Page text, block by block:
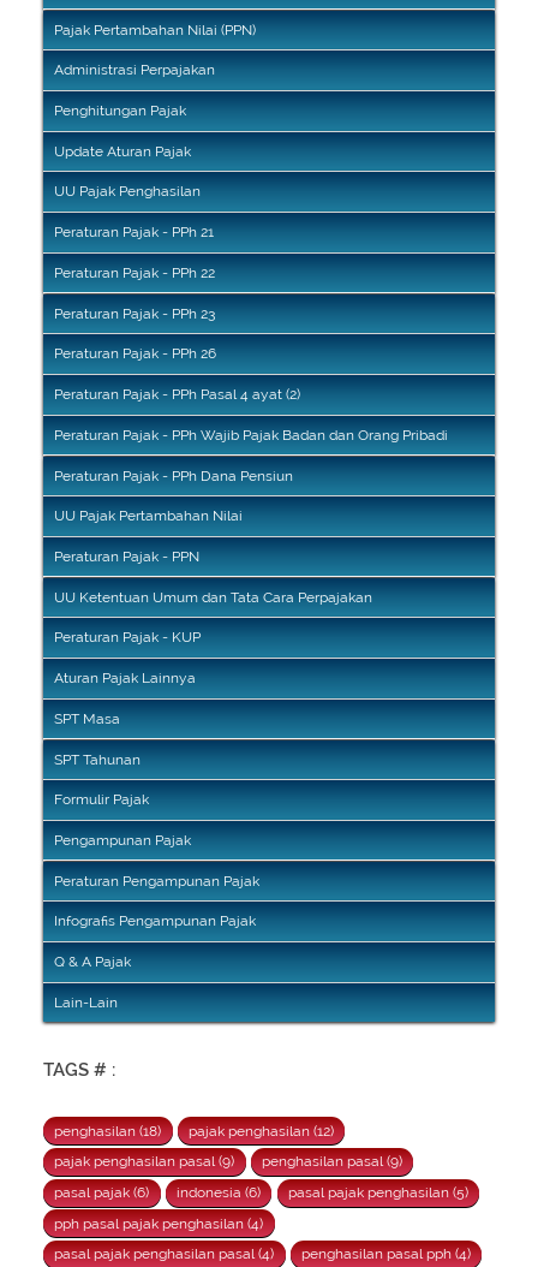
Pajak Pertambahan Nilai (PPN)
Administrasi Perpajakan
Penghitungan Pajak
Update Aturan Pajak
UU Pajak Penghasilan
Peraturan Pajak - PPh 21
Peraturan Pajak - PPh 22
Peraturan Pajak - PPh 23
Peraturan Pajak - PPh 26
Peraturan Pajak - PPh Pasal 4 ayat (2)
Peraturan Pajak - PPh Wajib Pajak Badan dan Orang Pribadi
Peraturan Pajak - PPh Dana Pensiun
UU Pajak Pertambahan Nilai
Peraturan Pajak - PPN
UU Ketentuan Umum dan Tata Cara Perpajakan
Peraturan Pajak - KUP
Aturan Pajak Lainnya
SPT Masa
SPT Tahunan
Formulir Pajak
Pengampunan Pajak
Peraturan Pengampunan Pajak
Infografis Pengampunan Pajak
Q & A Pajak
Lain-Lain
TAGS # :
penghasilan (18)
pajak penghasilan (12)
pajak penghasilan pasal (9)
penghasilan pasal (9)
pasal pajak (6)
indonesia (6)
pasal pajak penghasilan (5)
pph pasal pajak penghasilan (4)
pasal pajak penghasilan pasal (4)
penghasilan pasal pph (4)